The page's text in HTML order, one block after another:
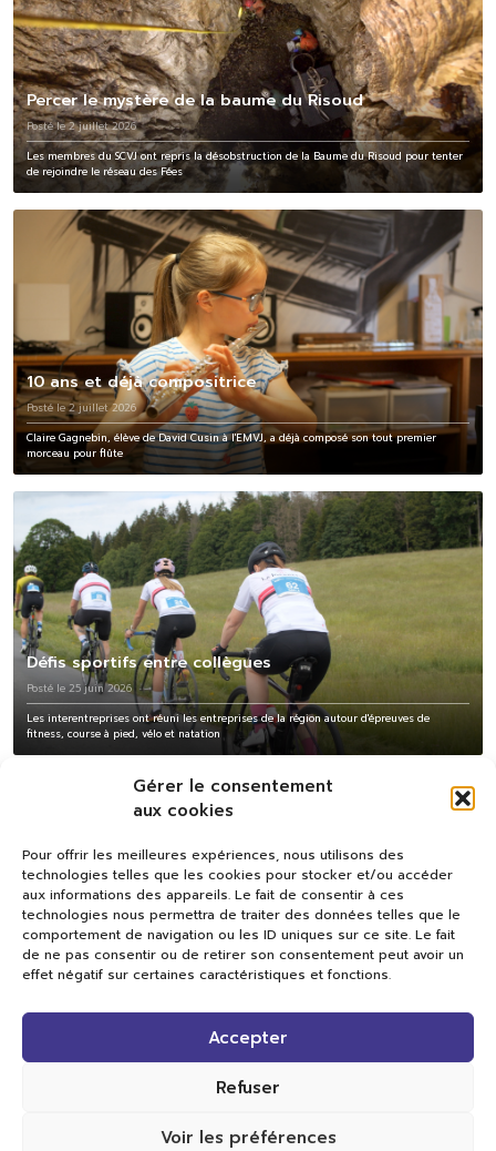
Gérer le consentement
aux cookies
Pour offrir les meilleures expériences, nous utilisons des
technologies telles que les cookies pour stocker et/ou accéder
aux informations des appareils. Le fait de consentir à ces
technologies nous permettra de traiter des données telles que le
comportement de navigation ou les ID uniques sur ce site. Le fait
de ne pas consentir ou de retirer son consentement peut avoir un
effet négatif sur certaines caractéristiques et fonctions.
Accepter
Refuser
Voir les préférences
Percer le mystère de la baume du Risoud
Posté le 2 juillet 2026
Les membres du SCVJ ont repris la désobstruction de la Baume du Risoud pour tenter
de rejoindre le réseau des Fées
10 ans et déjà compositrice
Posté le 2 juillet 2026
Claire Gagnebin, élève de David Cusin à l'EMVJ, a déjà composé son tout premier
morceau pour flûte
Défis sportifs entre collègues
Posté le 25 juin 2026
Les interentreprises ont réuni les entreprises de la région autour d'épreuves de
fitness, course à pied, vélo et natation
Val TV
Centre de Compétences Médias
Rue du Pont-Neuf 24